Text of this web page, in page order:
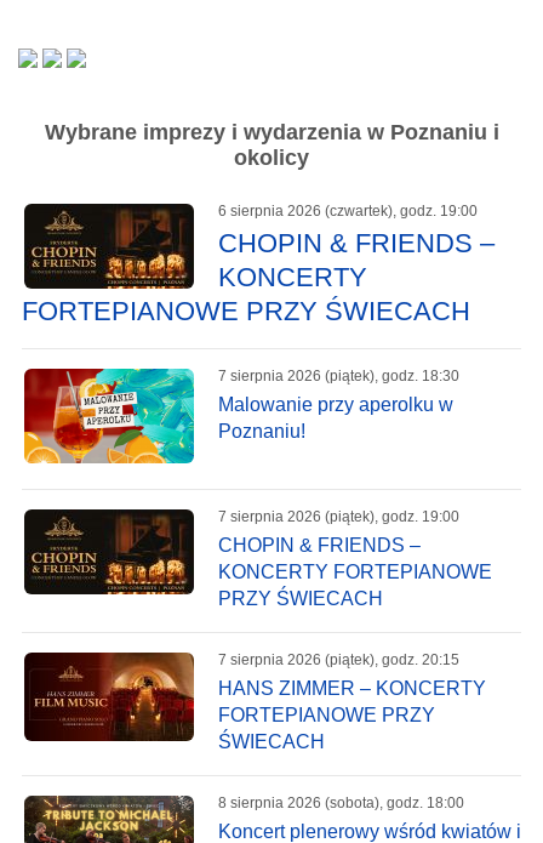
Wybrane imprezy i wydarzenia w Poznaniu i
okolicy
6 sierpnia 2026 (czwartek), godz. 19:00
CHOPIN & FRIENDS –
KONCERTY
FORTEPIANOWE PRZY ŚWIECACH
7 sierpnia 2026 (piątek), godz. 18:30
Malowanie przy aperolku w
Poznaniu!
7 sierpnia 2026 (piątek), godz. 19:00
CHOPIN & FRIENDS –
KONCERTY FORTEPIANOWE
PRZY ŚWIECACH
7 sierpnia 2026 (piątek), godz. 20:15
HANS ZIMMER – KONCERTY
FORTEPIANOWE PRZY
ŚWIECACH
8 sierpnia 2026 (sobota), godz. 18:00
Koncert plenerowy wśród kwiatów i